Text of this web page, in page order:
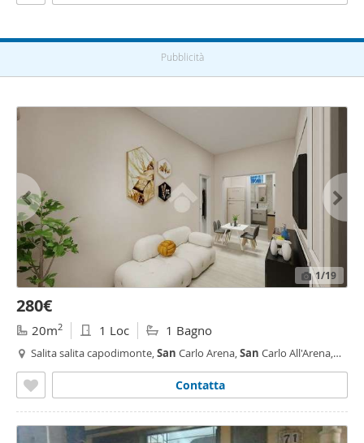
Pubblicità
1/19
280€
20m2 1 Loc 1 Bagno
Salita salita capodimonte,San Carlo Arena,San Carlo All'Arena,
Contatta